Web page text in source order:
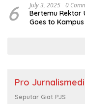
6 July 3, 2025 0
Bertemu Rektor
Goes to Kampus
Pro
Seputar Giat PJS